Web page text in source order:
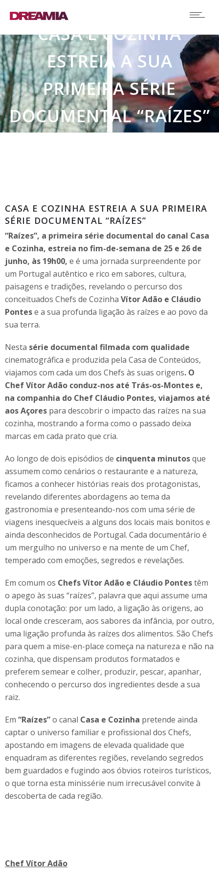
CASA E COZINHA
ESTREIA A SUA
PRIMEIRA SÉRIE
DOCUMENTAL “RAÍZES”
CASA E COZINHA ESTREIA A SUA PRIMEIRA
SÉRIE DOCUMENTAL “RAÍZES”
“Raízes”, a primeira série documental do canal Casa
e Cozinha, estreia no fim-de-semana de 25 e 26 de
junho, às 19h00, e é uma jornada surpreendente por
um Portugal autêntico e rico em sabores, cultura,
paisagens e tradições, revelando o percurso dos
conceituados Chefs de Cozinha Vítor Adão e Cláudio
Pontese a sua profunda ligação às raízes e ao povo da
sua terra.
Nesta série documental filmada com qualidade
cinematográfica e produzida pela Casa de Conteúdos,
viajamos com cada um dos Chefs às suas origens. O
Chef Vítor Adão conduz-nos até Trás-os-Montes e,
na companhia do Chef Cláudio Pontes, viajamos até
aos Açores para descobrir o impacto das raízes na sua
cozinha, mostrando a forma como o passado deixa
marcas em cada prato que cria.
Ao longo de dois episódios de cinquenta minutosque
assumem como cenários o restaurante e a natureza,
ficamos a conhecer histórias reais dos protagonistas,
revelando diferentes abordagens ao tema da
gastronomia e presenteando-nos com uma série de
viagens inesquecíveis a alguns dos locais mais bonitos e
ainda desconhecidos de Portugal. Cada documentário é
um mergulho no universo e na mente de um Chef,
temperado com emoções, segredos e revelações.
Em comum os Chefs Vítor Adão e Cláudio Pontestêm
o apego às suas “raízes”, palavra que aqui assume uma
dupla conotação: por um lado, a ligação às origens, ao
local onde cresceram, aos sabores da infância, por outro,
uma ligação profunda às raízes dos alimentos. São Chefs
para quem a mise-en-place começa na natureza e não na
cozinha, que dispensam produtos formatados e
preferem semear e colher, produzir, pescar, apanhar,
conhecendo o percurso dos ingredientes desde a sua
raiz.
Em “Raízes”o canal Casa e Cozinha pretende ainda
captar o universo familiar e profissional dos Chefs,
apostando em imagens de elevada qualidade que
enquadram as diferentes regiões, revelando segredos
bem guardados e fugindo aos óbvios roteiros turísticos,
o que torna esta minissérie num irrecusável convite à
descoberta de cada região.
Chef Vítor Adão